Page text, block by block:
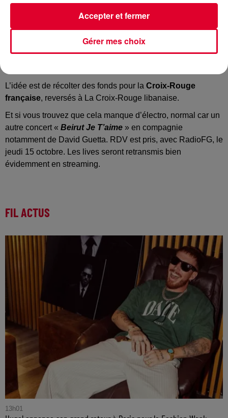
direct, en soutien au Liban, qui peine à se remettre des
explosions qui ont ravagé Beyrouth.
Une soirée animée parNaguietLéa Salaméavec des
artistes aussi variés queVianney, Florent Pagny, Clara
Luciani, Hiba Tawaji, Ycare, Pascal Obispo, Bernard
L’idée est de récolter des fonds pour la Croix-Rouge
française, reversés à La Croix-Rouge libanaise.
Et si vous trouvez que cela manque d’électro, normal car un
autre concert « Beirut Je T’aime » en compagnie
notamment de David Guetta. RDV est pris, avec RadioFG, le
jeudi 15 octobre. Les lives seront retransmis bien
évidemment en streaming.
FIL ACTUS
13h01
Gérer mes choix
Accepter et fermer